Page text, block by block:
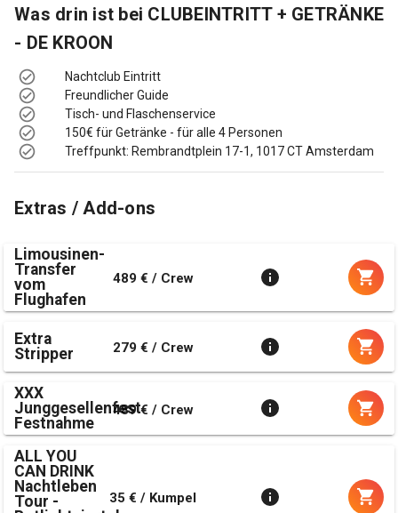
Was drin ist bei CLUBEINTRITT + GETRÄNKE
- DE KROON
Nachtclub Eintritt
Freundlicher Guide
Tisch- und Flaschenservice
150€ für Getränke - für alle 4 Personen
Treffpunkt: Rembrandtplein 17-1, 1017 CT Amsterdam
Extras / Add-ons
Limousinen-
Transfer
vom
Flughafen
489 € / Crew
Extra
Stripper
279 € / Crew
XXX
Junggesellenfest
Festnahme
489 € / Crew
ALL YOU
CAN DRINK
Nachtleben
Tour -
35 € / Kumpel